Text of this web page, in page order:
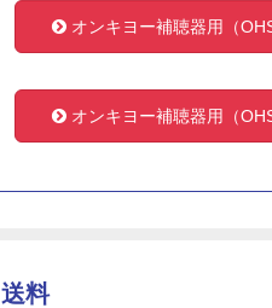
オンキヨー補聴器用（
オンキヨー補聴器用（
送料